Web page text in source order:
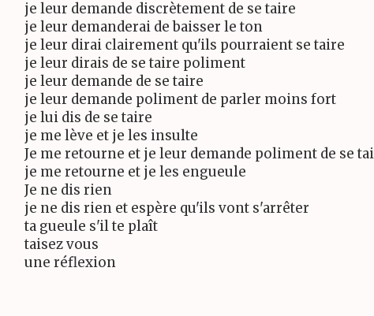
je leur demande discrètement de se taire
je leur demanderai de baisser le ton
je leur dirai clairement qu'ils pourraient se taire
je leur dirais de se taire poliment
je leur demande de se taire
je leur demande poliment de parler moins fort
je lui dis de se taire
je me lève et je les insulte
Je me retourne et je leur demande poliment de se
je me retourne et je les engueule
Je ne dis rien
je ne dis rien et espère qu'ils vont s'arrêter
ta gueule s'il te plaît
taisez vous
une réflexion